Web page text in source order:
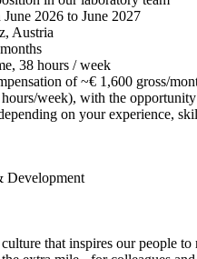
June 2026 to June 2027
Austria
38 hours / week
of ~€ 1,600 gross/
hours/week), with the
on your experience,
Development
that inspires our people to